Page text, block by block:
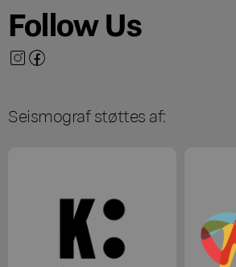
Follow Us
Seismograf støttes af: